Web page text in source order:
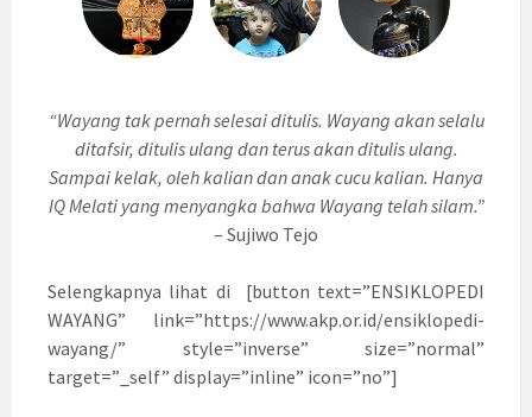
“Wayang tak pernah selesai ditulis. Wayang akan selalu
ditafsir, ditulis ulang dan terus akan ditulis ulang.
Sampai kelak, oleh kalian dan anak cucu kalian. Hanya
IQ Melati yang menyangka bahwa Wayang telah silam.”
– Sujiwo Tejo
Selengkapnya lihat di [button text=”ENSIKLOPEDI
WAYANG” link=”https://www.akp.or.id/ensiklopedi-
wayang/” style=”inverse” size=”normal”
target=”_self” display=”inline” icon=”no”]